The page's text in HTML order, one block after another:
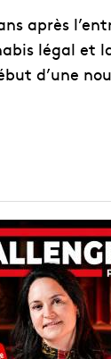
après
légal et
d’une